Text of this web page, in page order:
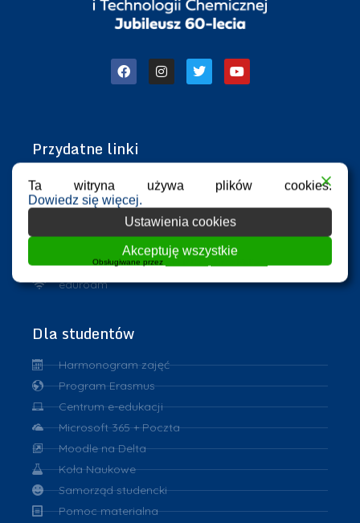
Przydatne linki
Azure Dev Tools for Teaching
eHMS
Repozytorium PK
VPN
eduroam
Dla studentów
Harmonogram zajęć
Program Erasmus
Centrum e-edukacji
Microsoft 365 + Poczta
Moodle na Delta
Koła Naukowe
Samorząd studencki
Pomoc materialna
Ta witryna używa plików cookies.
Dowiedz się więcej.
Ustawienia cookies
Akceptuję wszystkie
Obsługiwane przez